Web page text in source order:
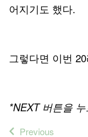
어지기도 했다.
그렇다면 이번
*NEXT 버튼을
Previous